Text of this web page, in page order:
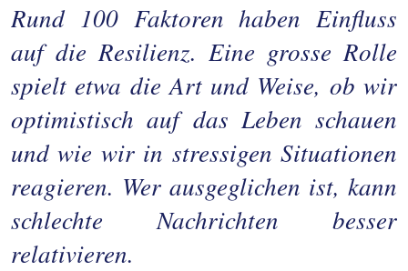
Rund 100 Faktoren haben Einfluss
auf die Resilienz. Eine grosse Rolle
spielt etwa die Art und Weise, ob wir
optimistisch auf das Leben schauen
und wie wir in stressigen Situationen
reagieren. Wer ausgeglichen ist, kann
schlechte Nachrichten besser
relativieren.